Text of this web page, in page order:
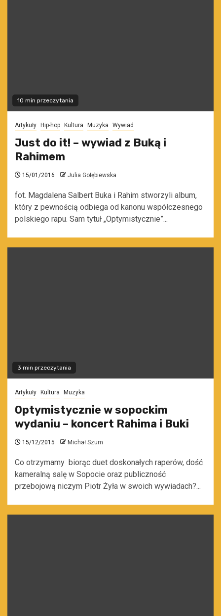
10 min przeczytania
Artykuły Hip-hop Kultura Muzyka Wywiad
Just do it! – wywiad z Buką i
Rahimem
15/01/2016 Julia Gołębiewska
fot. Magdalena Salbert Buka i Rahim stworzyli album,
który z pewnością odbiega od kanonu współczesnego
polskiego rapu. Sam tytuł „Optymistycznie”...
3 min przeczytania
Artykuły Kultura Muzyka
Optymistycznie w sopockim
wydaniu – koncert Rahima i Buki
15/12/2015 Michał Szum
Co otrzymamy biorąc duet doskonałych raperów, dość
kameralną salę w Sopocie oraz publiczność
przebojową niczym Piotr Żyła w swoich wywiadach?...